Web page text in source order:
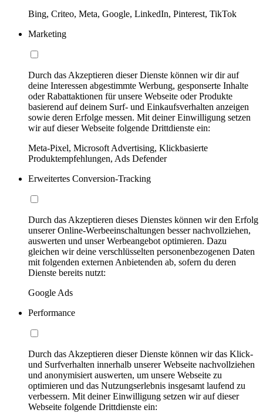
Bing, Criteo, Meta, Google, LinkedIn, Pinterest, TikTok
Marketing
Durch das Akzeptieren dieser Dienste können wir dir auf
deine Interessen abgestimmte Werbung, gesponserte Inhalte
oder Rabattaktionen für unsere Webseite oder Produkte
basierend auf deinem Surf- und Einkaufsverhalten anzeigen
sowie deren Erfolge messen. Mit deiner Einwilligung setzen
wir auf dieser Webseite folgende Drittdienste ein:
Meta-Pixel, Microsoft Advertising, Klickbasierte
Produktempfehlungen, Ads Defender
Erweitertes Conversion-Tracking
Durch das Akzeptieren dieses Dienstes können wir den Erfolg
unserer Online-Werbeeinschaltungen besser nachvollziehen,
auswerten und unser Werbeangebot optimieren. Dazu
gleichen wir deine verschlüsselten personenbezogenen Daten
mit folgenden externen Anbietenden ab, sofern du deren
Dienste bereits nutzt:
Google Ads
Performance
Durch das Akzeptieren dieser Dienste können wir das Klick-
und Surfverhalten innerhalb unserer Webseite nachvollziehen
und anonymisiert auswerten, um unsere Webseite zu
optimieren und das Nutzungserlebnis insgesamt laufend zu
verbessern. Mit deiner Einwilligung setzen wir auf dieser
Webseite folgende Drittdienste ein: